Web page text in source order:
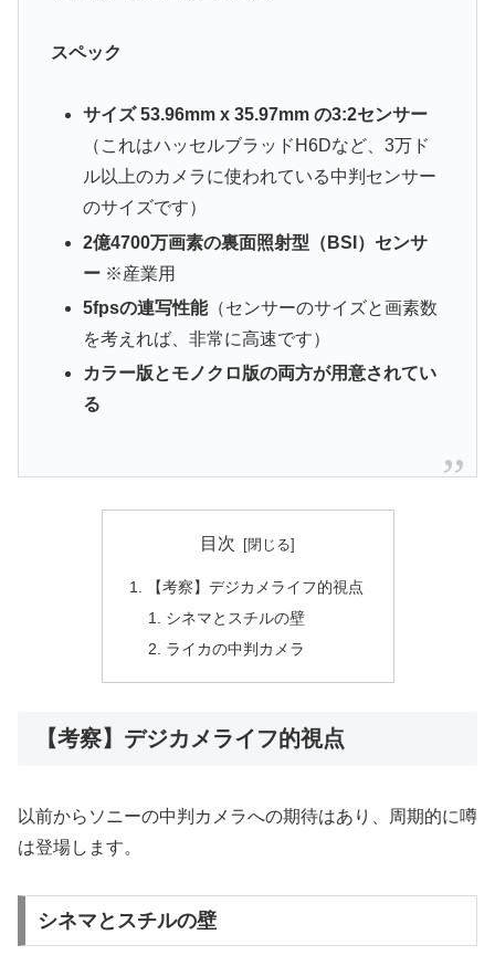
スペック
サイズ 53.96mm x 35.97mm の3:2センサー
（これはハッセルブラッドH6Dなど、3万ド
ル以上のカメラに使われている中判センサー
のサイズです）
2億4700万画素の裏面照射型（BSI）センサ
ー※産業用
5fpsの連写性能（センサーのサイズと画素数
を考えれば、非常に高速です）
カラー版とモノクロ版の両方が用意されてい
る
目次
【考察】デジカメライフ的視点
シネマとスチルの壁
ライカの中判カメラ
【考察】デジカメライフ的視点
以前からソニーの中判カメラへの期待はあり、周期的に噂
は登場します。
シネマとスチルの壁